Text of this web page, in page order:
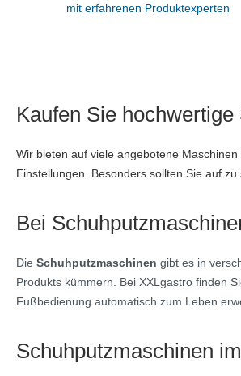
mit erfahrenen Produktexperten
Kaufen Sie
Wir bieten auf viele angebotene Maschinen
Einstellungen. Besonders sollten Sie auf
Bei
Die Schuhputzmaschinen gibt es in
Produkts kümmern. Bei XXLgastro finden
Fußbedienung automatisch zum Leben
Schuhputzmaschinen